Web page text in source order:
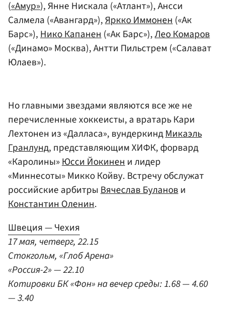
(«Амур»), Янне Нискала («Атлант»), Ансси
Салмела («Авангард»),Яркко Иммонен(«Ак
Барс»),Нико Капанен(«Ак Барс»),Лео Комаров
(«Динамо» Москва), Антти Пильстрем («Салават
Юлаев»).
Но главными звездами являются все же не
перечисленные хоккеисты, а вратарь Кари
Лехтонен из «Далласа», вундеркиндМикаэль
Гранлунд, представляющим ХИФК, форвард
«Каролины»Юсси Йокинени лидер
«Миннесоты» Микко Койву. Встречу обслужат
российские арбитрыВячеслав Буланови
Константин Оленин.
Швеция — Чехия
17 мая, четверг, 22.15
Стокгольм, «Глоб Арена»
«Россия-2» — 22.10
Котировки БК «Фон» на вечер среды: 1.68 — 4.60
— 3.40